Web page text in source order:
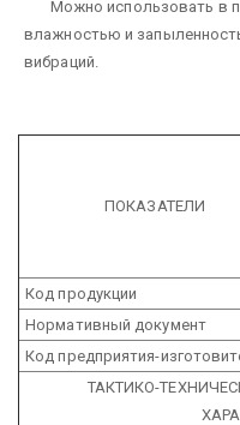
Можно использовать в
влажностью и
вибраций.
ПОКАЗАТЕЛИ
Код продукции
Нормативный документ
Код предприятия-
ТАКТИКО-